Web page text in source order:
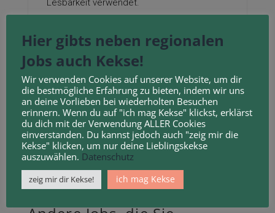
Lesbarkeit verwendet.
online: https://www.ladenbau-
hunold.de/karriere-im-ladenbau/
Die Bewerbungsfrist ist
abgelaufen.
Hier gibts neben regionalen
Jobs auch Kekse!
Wir verwenden Cookies auf unserer Website, um dir
die bestmögliche Erfahrung zu bieten, indem wir uns
an deine Vorlieben bei wiederholten Besuchen
erinnern. Wenn du auf "ich mag Kekse" klickst, erklärst
du dich mit der Verwendung ALLER Cookies
einverstanden. Du kannst jedoch auch "zeig mir die
Kekse" klicken, um nur deine Lieblingskekse
auszuwählen. Datenschutz
zeig mir dir Kekse! ich mag Kekse